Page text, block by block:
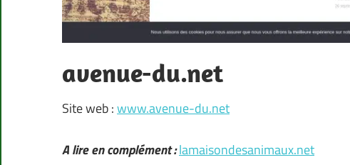
avenue-du.net
Site web :www.avenue-du.net
A lire en complément :lamaisondesanimaux.net